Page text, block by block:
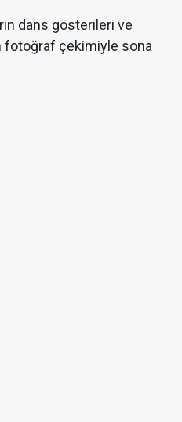
dans gösterileri ve
fotoğraf çekimiyle sona